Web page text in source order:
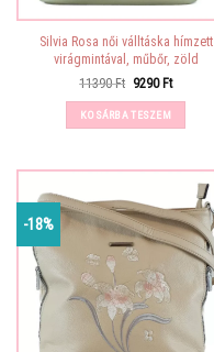
Silvia Rosa női válltáska hímzett
virágmintával, műbőr, zöld
11390Ft Original
was:
11390 Ft.
9290 FtCurrent
KOSÁRBA TESZEM
-18%